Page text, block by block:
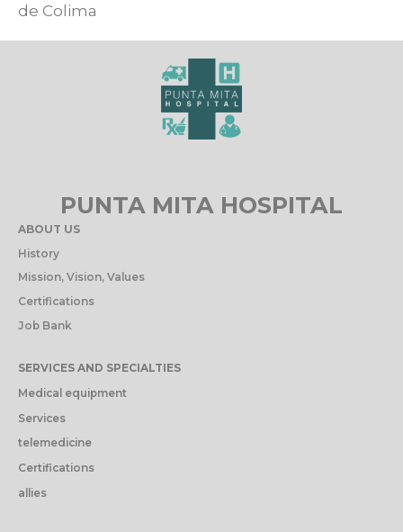
de Colima
PUNTA MITA HOSPITAL
ABOUT US
History
Mission, Vision, Values
Certifications
Job Bank
SERVICES AND SPECIALTIES
Medical equipment
Services
telemedicine
Certifications
allies